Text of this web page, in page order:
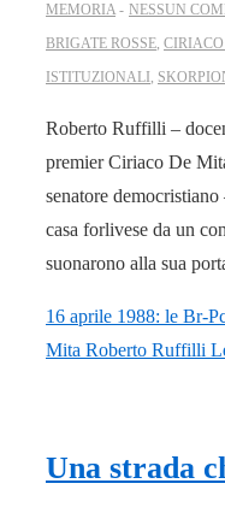
MEMORIA
NESSUN
BRIGATE ROSSE,
ISTITUZIONALI ,
Roberto Ruffilli –
premier Ciriaco De
senatore
casa forlivese da un
suonarono alla sua
16 aprile 1988: le Br-
Mita Roberto Ruffilli
Una strada